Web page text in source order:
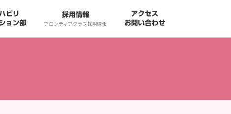
ビリ
ョン部
採用情報
アロンティアクラブ採用情報
アクセス
お問い合わせ